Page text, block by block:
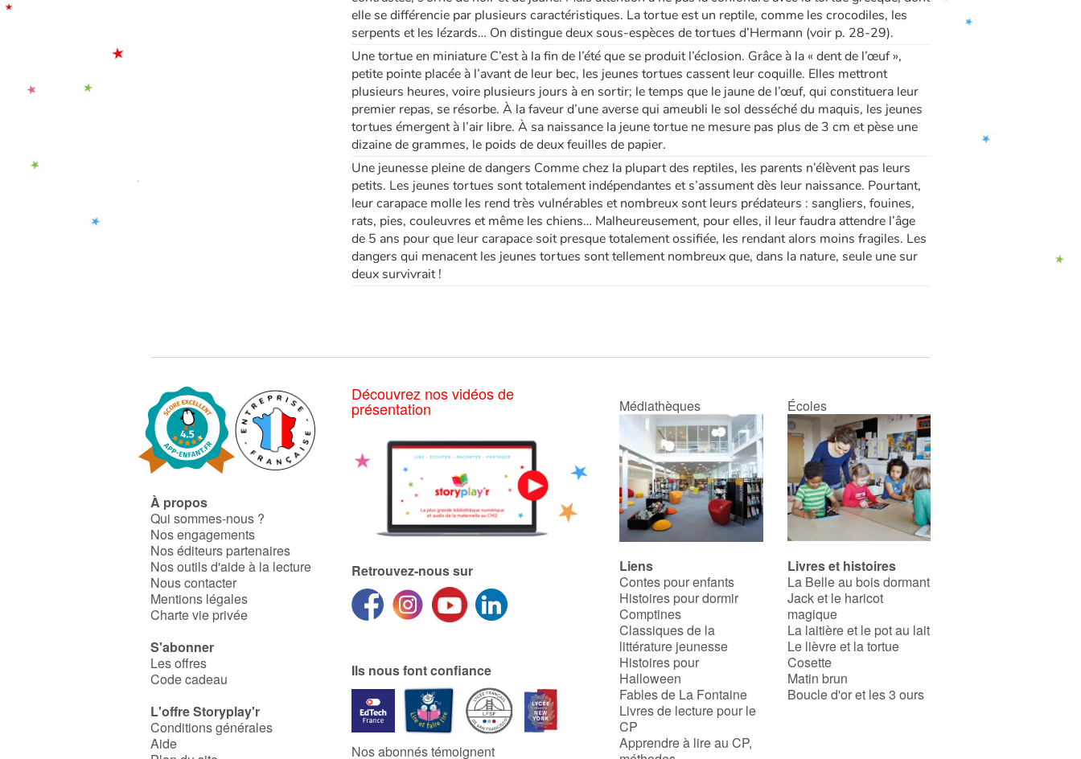
elle se différencie par plusieurs caractéristiques. La tortue est un reptile, comme les crocodiles, les
serpents et les lézards… On distingue deux sous-espèces de tortues d’Hermann (voir p. 28-29).
Une tortue en miniature C’est à la fin de l’été que se produit l’éclosion. Grâce à la « dent de l’œuf »,
petite pointe placée à l’avant de leur bec, les jeunes tortues cassent leur coquille. Elles mettront
plusieurs heures, voire plusieurs jours à en sortir; le temps que le jaune de l’œuf, qui constituera leur
premier repas, se résorbe. À la faveur d’une averse qui ameubli le sol desséché du maquis, les jeunes
tortues émergent à l’air libre. À sa naissance la jeune tortue ne mesure pas plus de 3 cm et pèse une
dizaine de grammes, le poids de deux feuilles de papier.
Une jeunesse pleine de dangers Comme chez la plupart des reptiles, les parents n’élèvent pas leurs
petits. Les jeunes tortues sont totalement indépendantes et s’assument dès leur naissance. Pourtant,
leur carapace molle les rend très vulnérables et nombreux sont leurs prédateurs : sangliers, fouines,
rats, pies, couleuvres et même les chiens… Malheureusement, pour elles, il leur faudra attendre l’âge
de 5 ans pour que leur carapace soit presque totalement ossifiée, les rendant alors moins fragiles. Les
dangers qui menacent les jeunes tortues sont tellement nombreux que, dans la nature, seule une sur
deux survivrait !
À propos
Qui sommes-nous ?
Nos engagements
Nos éditeurs partenaires
Nos outils d'aide à la lecture
Nous contacter
Mentions légales
Charte vie privée
S'abonner
Les offres
Code cadeau
L'offre Storyplay'r
Conditions générales
Aide
Découvrez nos vidéos de
présentation
Retrouvez-nous sur
Ils nous font confiance
Nos abonnés témoignent
Médiathèques Écoles
Liens
Contes pour enfants
Histoires pour dormir
Comptines
Classiques de la
littérature jeunesse
Histoires pour
Halloween
Fables de La Fontaine
Livres de lecture pour le
CP
Apprendre à lire au CP,
Livres et histoires
La Belle au bois dormant
Jack et le haricot
magique
La laitière et le pot au lait
Le lièvre et la tortue
Cosette
Matin brun
Boucle d'or et les 3 ours